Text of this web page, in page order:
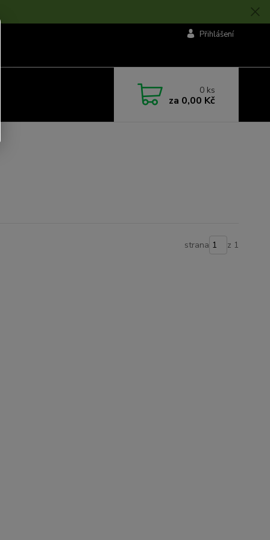
Přihlášení
0 ks
za 0,00 Kč
strana z 1